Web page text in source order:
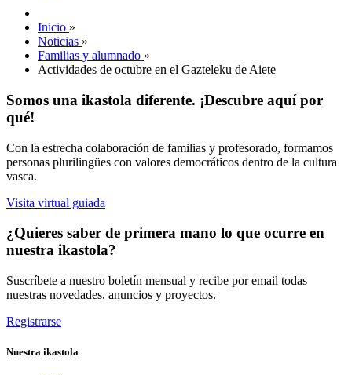
Inicio »
Noticias »
Familias y alumnado »
Actividades de octubre en el Gazteleku de Aiete
Somos una ikastola diferente. ¡Descubre aquí por
qué!
Con la estrecha colaboración de familias y profesorado, formamos
personas plurilingües con valores democráticos dentro de la cultura
vasca.
Visita virtual guiada
¿Quieres saber de primera mano lo que ocurre en
nuestra ikastola?
Suscríbete a nuestro boletín mensual y recibe por email todas
nuestras novedades, anuncios y proyectos.
Registrarse
Nuestra ikastola